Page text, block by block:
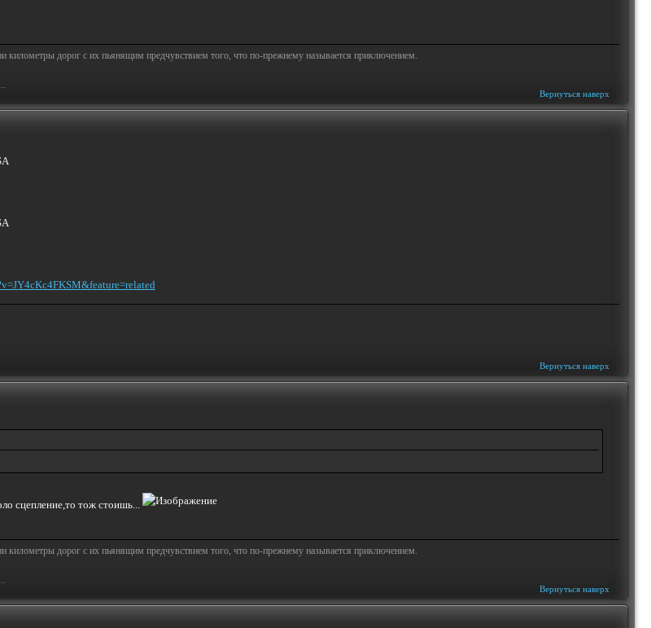
километры дорог с их пьянящим предчувствием того, что по-прежнему называется приключением.
Вернуться наверх
Вернуться наверх
сцепление,то тож стоишь...
километры дорог с их пьянящим предчувствием того, что по-прежнему называется приключением.
Вернуться наверх